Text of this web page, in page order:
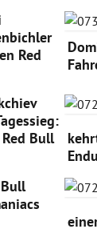
Red
Bull